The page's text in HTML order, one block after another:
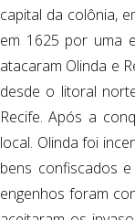
capital da colônia,
em 1625 por uma
atacaram Olinda e
desde o litoral
Recife. Após a
local. Olinda foi
bens confiscados
engenhos foram